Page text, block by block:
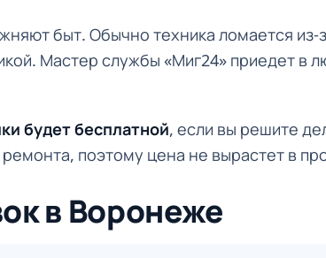
быт. Обычно техника ломается
Мастер службы «Миг24» приедет в
будет бесплатной, если вы решите
поэтому цена не вырастет в
в Воронеже